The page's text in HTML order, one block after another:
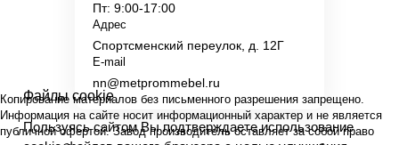
E-mail
nn@metprommebel.ru
Адрес
Спортсменский переулок, д. 12Г
Пт: 9:00-17:00
Копирование материалов без письменного разрешения запрещено.
Информация на сайте носит информационный характер и не является
публичной офертой. Завод производитель оставляет за собой право
Файлы cookie
Пользуясь сайтом Вы подтверждаете использование